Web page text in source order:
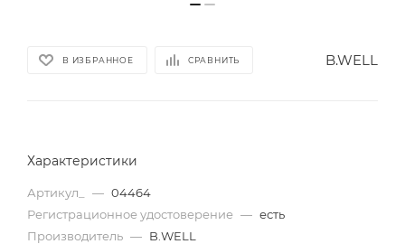
В ИЗБРАННОЕ СРАВНИТЬ B.WELL
Характеристики
Артикул_ — 04464
Регистрационное удостоверение — есть
Производитель — B.WELL